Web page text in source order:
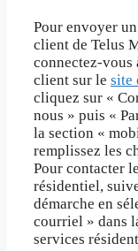
Pour envoyer
client de Telus
connectez-vous
client sur le site
cliquez sur «
nous » puis «
la section «
remplissez les
Pour contacter
résidentiel,
démarche en
courriel » dans
services